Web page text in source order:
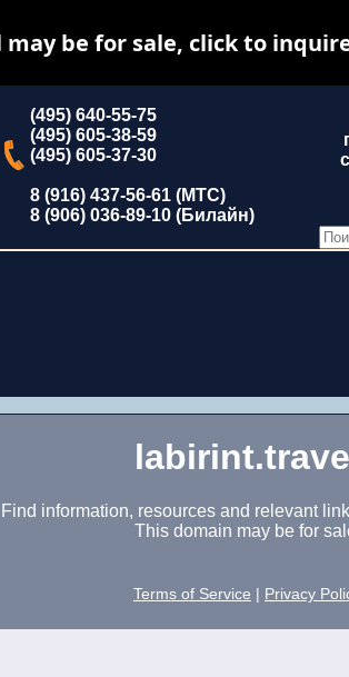
(495) 640-55-75
(495) 605-38-59
(495) 605-37-30
8 (916) 437-56-61 (МТС)
8 (906) 036-89-10 (Билайн)
Find information, resources and relevant
This domain may be for
Terms of Service Privacy
be for sale, click to